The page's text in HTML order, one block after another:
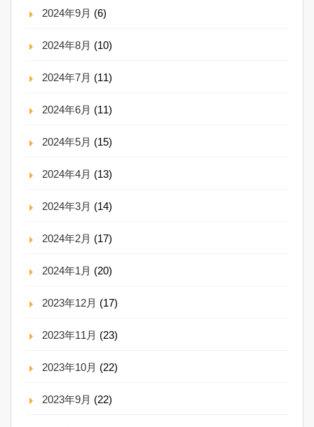
2024年9月 (6)
2024年8月 (10)
2024年7月 (11)
2024年6月 (11)
2024年5月 (15)
2024年4月 (13)
2024年3月 (14)
2024年2月 (17)
2024年1月 (20)
2023年12月 (17)
2023年11月 (23)
2023年10月 (22)
2023年9月 (22)